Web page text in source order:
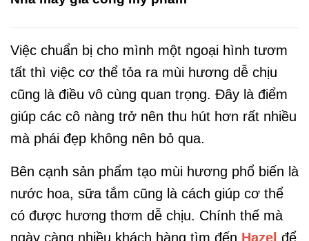
Việc chuẩn bị cho mình một ngoại hình tươm
tất thì việc cơ thể tỏa ra mùi hương dễ chịu
cũng là điều vô cùng quan trọng. Đây là điểm
giúp các cô nàng trở nên thu hút hơn rất nhiều
mà phái đẹp không nên bỏ qua.
Bên cạnh sản phẩm tạo mùi hương phổ biến là
nước hoa, sữa tắm cũng là cách giúp cơ thể
có được hương thơm dễ chịu. Chính thế mà
ngày càng nhiều khách hàng tìm đến Hazel để